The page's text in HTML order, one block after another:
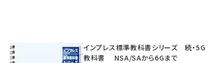
インプレス標準教科書シリーズ 続・5G
教科書 NSA/SAから6Gまで